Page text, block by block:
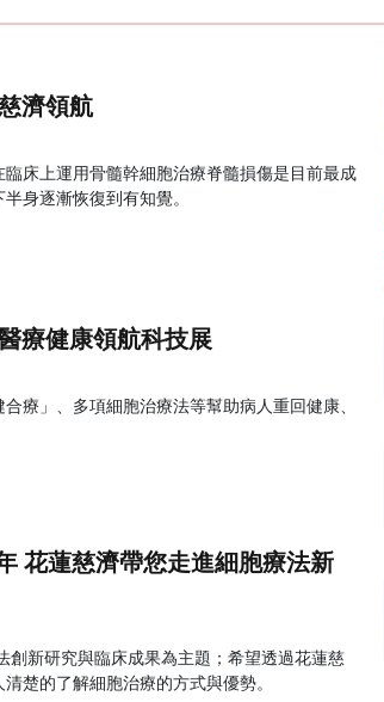
濟領航
床上運用骨髓幹細胞治療脊髓損傷是目前最成
身逐漸恢復到有知覺。
療健康領航科技展
療」、多項細胞治療法等幫助病人重回健康、
花蓮慈濟帶您走進細胞療法新
新研究與臨床成果為主題；希望透過花蓮慈
楚的了解細胞治療的方式與優勢。